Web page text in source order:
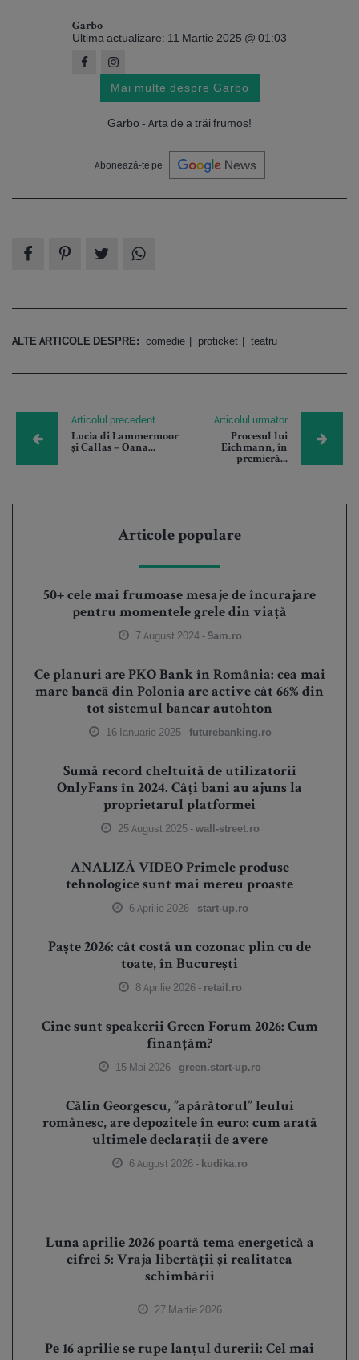
Garbo
Ultima actualizare: 11 Martie 2025 @ 01:03
Mai multe despre Garbo
Garbo - Arta de a trăi frumos!
Abonează-te pe
ALTE ARTICOLE DESPRE: comedie proticket teatru
Articolul precedent
Lucia di Lammermoor
și Callas – Oana...
Articolul urmator
Procesul lui
Eichmann, în
premieră...
Articole populare
50+ cele mai frumoase mesaje de încurajare
pentru momentele grele din viață
7 August 2024 -9am.ro
Ce planuri are PKO Bank în România: cea mai
mare bancă din Polonia are active cât 66% din
tot sistemul bancar autohton
16 Ianuarie 2025 -futurebanking.ro
Sumă record cheltuită de utilizatorii
OnlyFans în 2024. Câți bani au ajuns la
proprietarul platformei
25 August 2025 -wall-street.ro
ANALIZĂ VIDEO Primele produse
tehnologice sunt mai mereu proaste
6 Aprilie 2026 - start-up.ro
Paște 2026: cât costă un cozonac plin cu de
toate, în București
8 Aprilie 2026 - retail.ro
Cine sunt speakerii Green Forum 2026: Cum
finanțăm?
15 Mai 2026 - green.start-up.ro
Călin Georgescu, ”apărătorul” leului
românesc, are depozitele în euro: cum arată
ultimele declarații de avere
6 August 2026 - kudika.ro
Luna aprilie 2026 poartă tema energetică a
cifrei 5: Vraja libertății și realitatea
schimbării
27 Martie 2026
Pe 16 aprilie se rupe lanțul durerii: Cel mai